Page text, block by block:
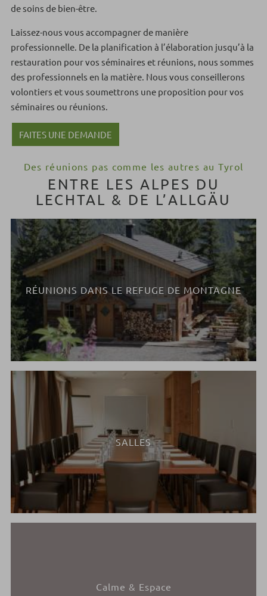
de soins de bien-être.
Laissez-nous vous accompagner de manière
professionnelle. De la planification à l’élaboration jusqu’à la
restauration pour vos séminaires et réunions, nous sommes
des professionnels en la matière. Nous vous conseillerons
volontiers et vous soumettrons une proposition pour vos
séminaires ou réunions.
FAITES UNE DEMANDE
Des réunions pas comme les autres au Tyrol
ENTRE LES ALPES DU
LECHTAL & DE L’ALLGÄU
RÉUNIONS DANS LE REFUGE DE MONTAGNE
SALLES
Calme & Espace